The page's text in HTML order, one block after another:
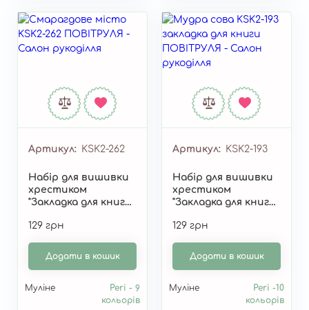
Артикул KSK2-262
Набір для вишивки
хрестиком
"Закладка для книги
KSK2-262
129 грн
Додати в кошик
Муліне
Peri - 9
кольорів
Артикул KSK2-193
Набір для вишивки
хрестиком
"Закладка для книги
193
129 грн
Додати в кошик
Муліне
Peri -10
кольорів